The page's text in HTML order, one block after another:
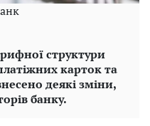
структури
карток та
деякі зміни,
банку.